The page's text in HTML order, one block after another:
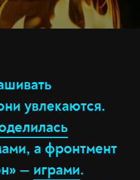
увлекаются.
а фронтмент
— играми.